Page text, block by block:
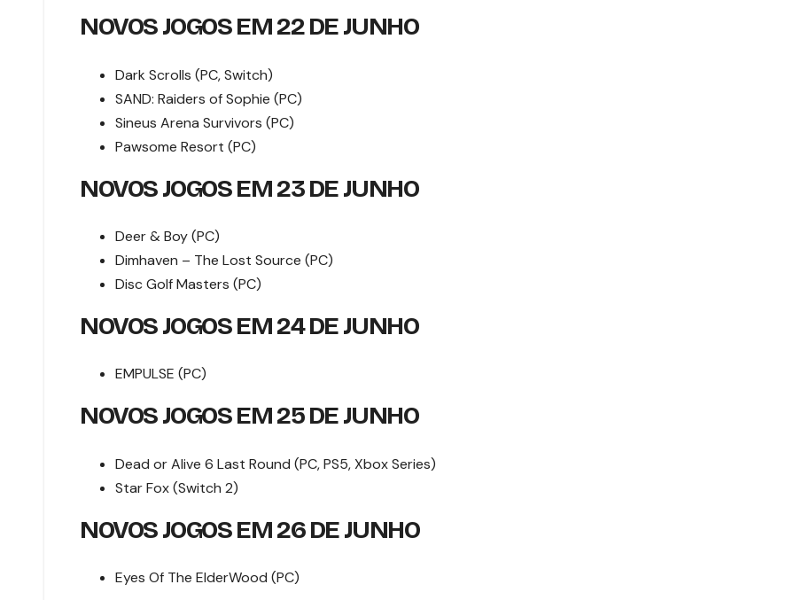
NOVOS JOGOS EM 22 DE JUNHO
Dark Scrolls (PC, Switch)
SAND: Raiders of Sophie (PC)
Sineus Arena Survivors (PC)
Pawsome Resort (PC)
NOVOS JOGOS EM 23 DE JUNHO
Deer & Boy (PC)
Dimhaven – The Lost Source (PC)
Disc Golf Masters (PC)
NOVOS JOGOS EM 24 DE JUNHO
EMPULSE (PC)
NOVOS JOGOS EM 25 DE JUNHO
Dead or Alive 6 Last Round (PC, PS5, Xbox Series)
Star Fox (Switch 2)
NOVOS JOGOS EM 26 DE JUNHO
Eyes Of The ElderWood (PC)